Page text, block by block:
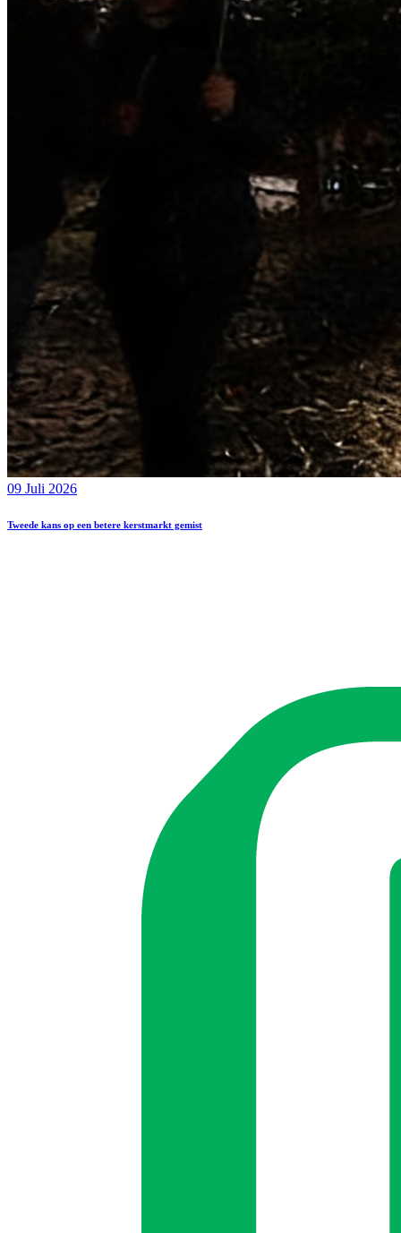
09 Juli 2026
Tweede kans op een betere kerstmarkt gemist